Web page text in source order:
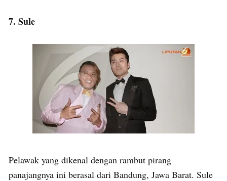
7. Sule
Pelawak yang dikenal dengan rambut pirang
panajangnya ini berasal dari Bandung, Jawa Barat. Sule